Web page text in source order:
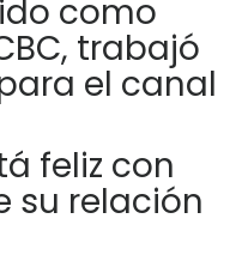
como
trabajó
el canal
feliz con
su relación